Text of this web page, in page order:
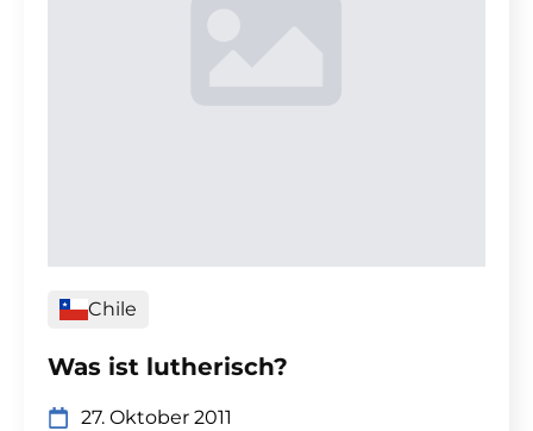
Chile
Was ist lutherisch?
27. Oktober 2011